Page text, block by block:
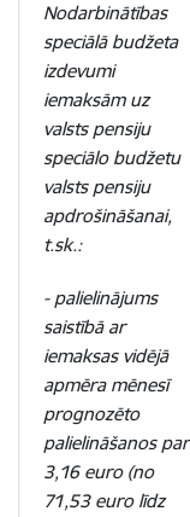
Nodarbinātības
speciālā budžeta
izdevumi
iemaksām uz
valsts pensiju
speciālo budžetu
valsts pensiju
apdrošināšanai,
t.sk.:
- palielinājums
saistībā ar
iemaksas vidējā
apmēra mēnesī
prognozēto
palielināšanos par
3,16 euro (no
71,53 euro līdz